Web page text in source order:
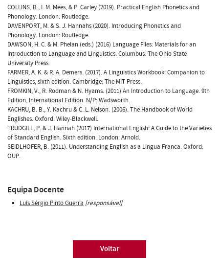
COLLINS, B., I. M. Mees, & P. Carley (2019). Practical English Phonetics and
Phonology. London: Routledge.
DAVENPORT, M. & S. J. Hannahs (2020). Introducing Phonetics and
Phonology. London: Routledge.
DAWSON, H. C. & M. Phelan (eds.) (2016) Language Files: Materials for an
Introduction to Language and Linguistics. Columbus: The Ohio State
University Press.
FARMER, A. K. & R. A. Demers. (2017). A Linguistics Workbook: Companion to
Linguistics, sixth edition. Cambridge: The MIT Press.
FROMKIN, V., R. Rodman & N. Hyams. (2011) An Introduction to Language. 9th
Edition, International Edition. N/P: Wadsworth.
KACHRU, B. B., Y. Kachru & C. L. Nelson. (2006). The Handbook of World
Englishes. Oxford: Wiley-Blackwell.
TRUDGILL, P. & J. Hannah (2017) International English: A Guide to the Varieties
of Standard English. Sixth edition. London: Arnold.
SEIDLHOFER, B. (2011). Understanding English as a Lingua Franca. Oxford:
OUP.
Equipa Docente
Luís Sérgio Pinto Guerra [responsável]
Voltar